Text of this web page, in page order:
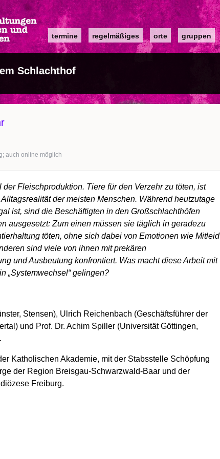
Main
navigation
termine regelmäßiges orte gruppen
Schlachthof
auch online möglich
Fleischproduktion. Tiere für den Verzehr zu töten, ist
der meisten Menschen. Während heutzutage
ist, sind die Beschäftigten in den Großschlachthöfen
ausgesetzt: Zum einen müssen sie täglich in geradezu
töten, ohne sich dabei von Emotionen wie Mitleid
sind viele von ihnen mit prekären
und Ausbeutung konfrontiert. Was macht diese Arbeit mit
„Systemwechsel“ gelingen?
Stensen), Ulrich Reichenbach (Geschäftsführer der
und Prof. Dr. Achim Spiller (Universität Göttingen,
Katholischen Akademie, mit der Stabsstelle Schöpfung
der Region Breisgau-Schwarzwald-Baar und der
Freiburg.